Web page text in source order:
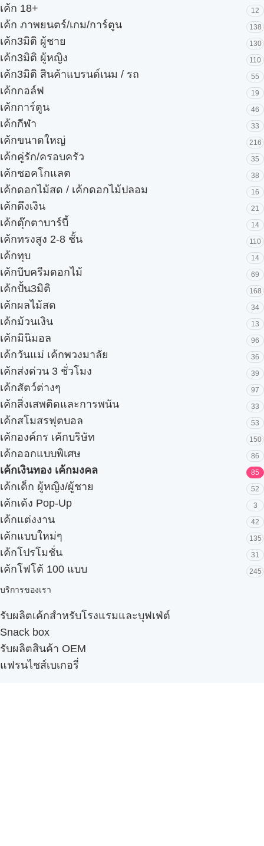
เค้ก 18+ 12
เค้ก ภาพยนตร์/เกม/การ์ตูน 138
เค้ก3มิติ ผู้ชาย 130
เค้ก3มิติ ผู้หญิง 110
เค้ก3มิติ สินค้าแบรนด์เนม / รถ 55
เค้กกอล์ฟ 19
เค้กการ์ตูน 46
เค้กกีฬา 33
เค้กขนาดใหญ่ 216
เค้กคู่รัก/ครอบครัว 35
เค้กชอคโกแลต 38
เค้กดอกไม้สด / เค้กดอกไม้ปลอม 16
เค้กดึงเงิน 21
เค้กตุ๊กตาบาร์บี้ 14
เค้กทรงสูง 2-8 ชั้น 110
เค้กทุบ 14
เค้กบีบครีมดอกไม้ 69
เค้กปั้น3มิติ 168
เค้กผลไม้สด 34
เค้กม้วนเงิน 13
เค้กมินิมอล 96
เค้กวันแม่ เค้กพวงมาลัย 36
เค้กส่งด่วน 3 ชั่วโมง 39
เค้กสัตว์ต่างๆ 97
เค้กสิ่งเสพติดและการพนัน 33
เค้กสโมสรฟุตบอล 53
เค้กองค์กร เค้กบริษัท 150
เค้กออกแบบพิเศษ 86
เค้กเงินทอง เค้กมงคล 85
เค้กเด็ก ผู้หญิง/ผู้ชาย 52
เค้กเด้ง Pop-Up 3
เค้กแต่งงาน 42
เค้กแบบใหม่ๆ 135
เค้กโปรโมชั่น 31
เค้กโฟโต้ 100 แบบ 245
บริการของเรา
รับผลิตเค้กสำหรับโรงแรมและบุฟเฟ่ต์
Snack box
รับผลิตสินค้า OEM
แฟรนไชส์เบเกอรี่